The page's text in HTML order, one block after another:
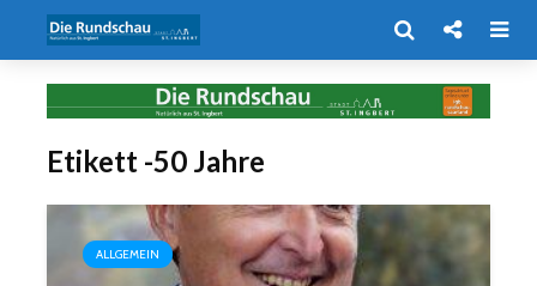
Etikett -50 Jahre
ALLGEMEIN